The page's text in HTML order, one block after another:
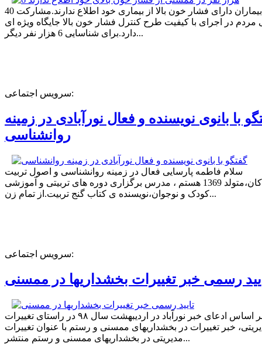
40 درصد بیماران دارای فشار خون بالا از بیماری خود اطلاع ندارند.مشارکت
در اجرای با کیفیت طرح کنترل فشار خون بالا جایگاه ویژه ای
دارد.برای شناسایی 6 هزار نفر دیگر...
سرویس اجتماعی:
با بانوی نویسنده و فعال نورآبادی در زمینه
روانشناسی
سلام فاطمه پارسایی فعال در زمینه روانشناسی و اصول تربیت
کودکان،متولد 1369 هستم ، مدرس برگزاری دوره های تربیتی و آموزشی
کودک و نوجوان،نویسنده ی کتاب گنج تربیت.از تمام زن...
سرویس اجتماعی:
رسمی خبر تغییرات بخشداریها در ممسنی
بر اساس ادعای خبر نورآباد در اردیبهشت سال ۹۸ در راستای تغییرات
خبر تغییرات در بخشداریهای ممسنی و رستم با عنوان تغییرات
مدیریتی در بخشداریهای ممسنی و رستم منتشر...